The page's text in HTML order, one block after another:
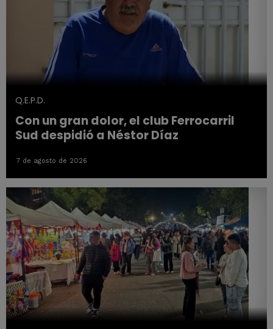
Q.E.P.D.
Con un gran dolor, el club Ferrocarril
Sud despidió a Néstor Díaz
7 de agosto de 2026